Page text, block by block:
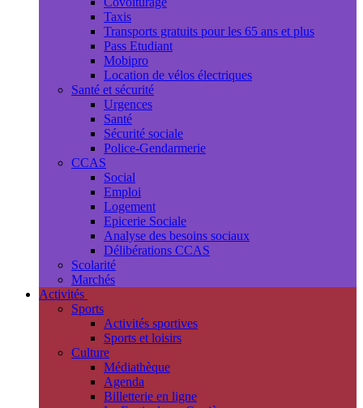
Taxis
Transports gratuits pour les 65 ans et plus
Pass Etudiant
Mobipro
Location de vélos électriques
Santé et sécurité
Urgences
Santé
Sécurité sociale
Police-Gendarmerie
CCAS
Social
Emploi
Logement
Epicerie Sociale
Analyse des besoins sociaux
Délibérations CCAS
Scolarité
Marchés
Activités
Sports
Activités sportives
Sports et loisirs
Culture
Médiathèque
Agenda
Billetterie en ligne